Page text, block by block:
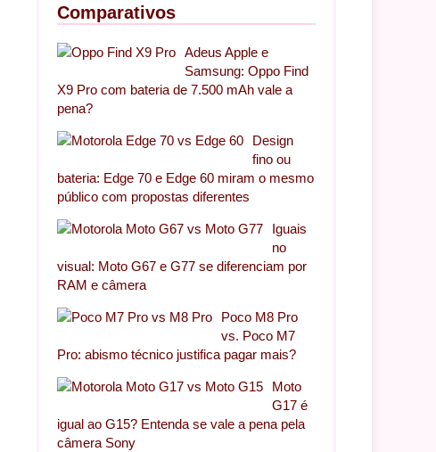
Comparativos
Adeus Apple e
Samsung: Oppo Find
X9 Pro com bateria de 7.500 mAh vale a
pena?
Design
fino ou
bateria: Edge 70 e Edge 60 miram o mesmo
público com propostas diferentes
Iguais
no
visual: Moto G67 e G77 se diferenciam por
RAM e câmera
Poco M8 Pro
vs. Poco M7
Pro: abismo técnico justifica pagar mais?
Moto
G17 é
igual ao G15? Entenda se vale a pena pela
câmera Sony